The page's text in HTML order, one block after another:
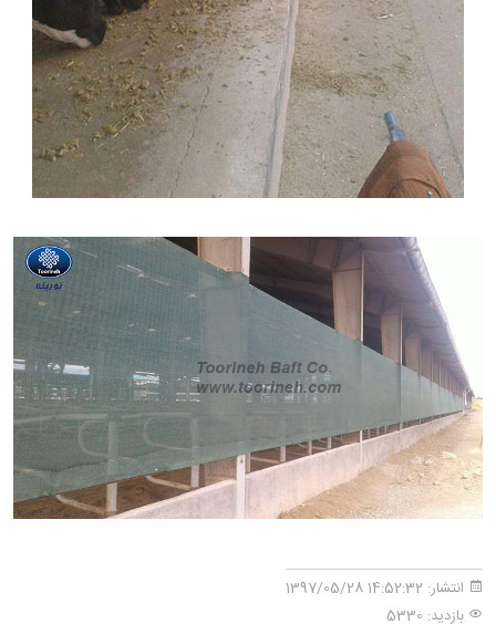
انتشار: 14:52:32 1397/05/28
بازدید: 5330